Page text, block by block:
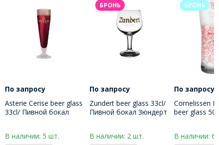
По запросу
Asterie Cerise beer glass
33cl/ Пивной бокал
В наличии: 5 шт.
БРОНЬ
По запросу
Zundert beer glass 33cl/
Пивной бокал Зюндерт
В наличии: 2 шт.
БРОНЬ
По запросу
Cornelissen
beer glass
В наличии: 6